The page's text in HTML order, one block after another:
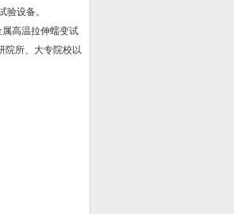
设备。
高温拉伸蠕变试
院所、大专院校以